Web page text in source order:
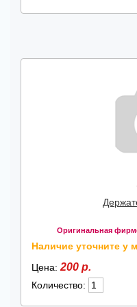
Оригинальная
Наличие уточните у
Цена: 200 р.
Количество: